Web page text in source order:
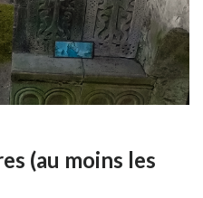
(au moins les